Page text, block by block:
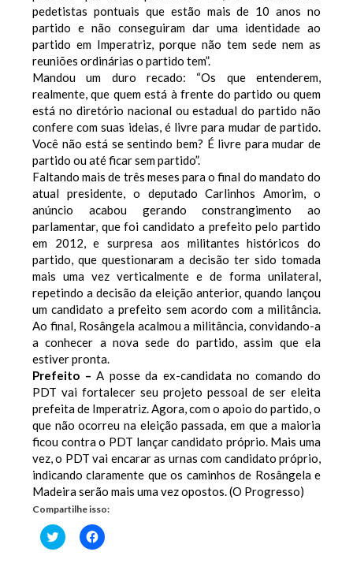
pedetistas pontuais que estão mais de 10 anos no
partido e não conseguiram dar uma identidade ao
partido em Imperatriz, porque não tem sede nem as
reuniões ordinárias o partido tem”.
Mandou um duro recado: “Os que entenderem,
realmente, que quem está à frente do partido ou quem
está no diretório nacional ou estadual do partido não
confere com suas ideias, é livre para mudar de partido.
Você não está se sentindo bem? É livre para mudar de
partido ou até ficar sem partido”.
Faltando mais de três meses para o final do mandato do
atual presidente, o deputado Carlinhos Amorim, o
anúncio acabou gerando constrangimento ao
parlamentar, que foi candidato a prefeito pelo partido
em 2012, e surpresa aos militantes históricos do
partido, que questionaram a decisão ter sido tomada
mais uma vez verticalmente e de forma unilateral,
repetindo a decisão da eleição anterior, quando lançou
um candidato a prefeito sem acordo com a militância.
Ao final, Rosângela acalmou a militância, convidando-a
a conhecer a nova sede do partido, assim que ela
estiver pronta.
Prefeito – A posse da ex-candidata no comando do
PDT vai fortalecer seu projeto pessoal de ser eleita
prefeita de Imperatriz. Agora, com o apoio do partido, o
que não ocorreu na eleição passada, em que a maioria
ficou contra o PDT lançar candidato próprio. Mais uma
vez, o PDT vai encarar as urnas com candidato próprio,
indicando claramente que os caminhos de Rosângela e
Madeira serão mais uma vez opostos. (O Progresso)
Compartilhe isso:
Clique
para
Clique
para